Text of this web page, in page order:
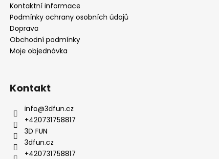
Kontaktní informace
Podmínky ochrany osobních údajů
Doprava
Obchodní podmínky
Moje objednávka
Kontakt
info@3dfun.cz
+420731758817
3D FUN
3dfun.cz
+420731758817